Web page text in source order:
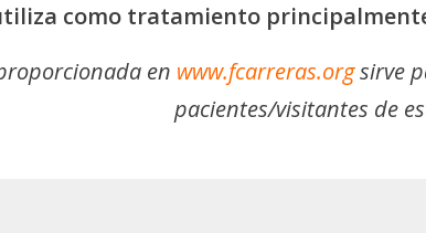
como tratamiento
en www.fcarreras.orgsirve
pacientes/visitantes de